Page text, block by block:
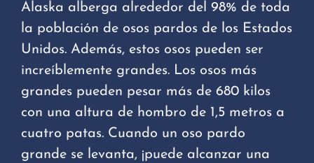
Alaska alberga alrededor del 98% de toda
la población de osos pardos de los Estados
Unidos. Además, estos osos pueden ser
increíblemente grandes. Los osos más
grandes pueden pesar más de 680 kilos
con una altura de hombro de 1,5 metros a
cuatro patas. Cuando un oso pardo
grande se levanta, ¡puede alcanzar una